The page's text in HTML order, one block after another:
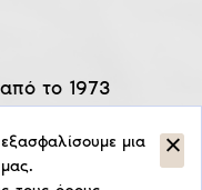
το 1973
μια